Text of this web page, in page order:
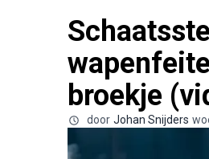
broekje
door Johan Snijders